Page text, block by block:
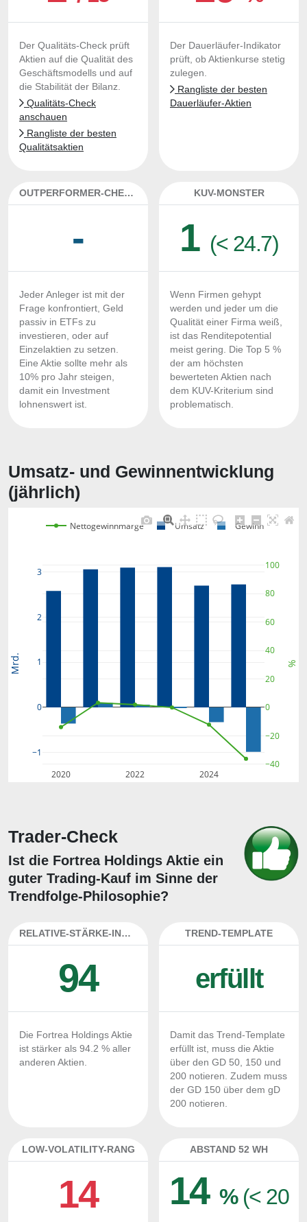
Der Qualitäts-Check prüft
Aktien auf die Qualität des
Geschäftsmodells und auf
die Stabilität der Bilanz.
Qualitäts-Check
anschauen
Rangliste der besten
Qualitätsaktien
Der Dauerläufer-Indikator
prüft, ob Aktienkurse stetig
zulegen.
Rangliste der besten
Dauerläufer-Aktien
OUTPERFORMER-CHECK
-
Jeder Anleger ist mit der
Frage konfrontiert, Geld
passiv in ETFs zu
investieren, oder auf
Einzelaktien zu setzen.
Eine Aktie sollte mehr als
10% pro Jahr steigen,
damit ein Investment
lohnenswert ist.
KUV-MONSTER
1 (< 24.7)
Wenn Firmen gehypt
werden und jeder um die
Qualität einer Firma weiß,
ist das Renditepotential
meist gering. Die Top 5 %
der am höchsten
bewerteten Aktien nach
dem KUV-Kriterium sind
problematisch.
Umsatz- und Gewinnentwicklung
(jährlich)
2020 2022 2024
−1
0
1
2
3
−40
−20
0
20
40
60
80
100
Nettogewinnmarge Umsatz Gewinn
Mrd. %
Trader-Check
Ist die Fortrea Holdings Aktie ein
guter Trading-Kauf im Sinne der
Trendfolge-Philosophie?
RELATIVE-STÄRKE-INDEX
94
Die Fortrea Holdings Aktie
ist stärker als 94.2 % aller
anderen Aktien.
TREND-TEMPLATE
erfüllt
Damit das Trend-Template
erfüllt ist, muss die Aktie
über den GD 50, 150 und
200 notieren. Zudem muss
der GD 150 über dem gD
200 notieren.
LOW-VOLATILITY-RANG
14
ABSTAND 52 WH
14% (< 20